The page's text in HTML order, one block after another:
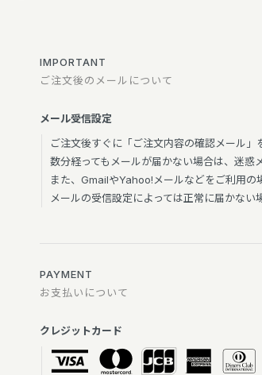
IMPORTANT
ご注文後のメールについて
メール受信設定
ご注文後すぐに「ご注文内容の確認メール」
数分経ってもメールが届かない場合は、迷惑
また、GmailやYahoo!メールなどをご利用の
メールの受信設定によっては正常に届かな
PAYMENT
お支払いについて
クレジットカード